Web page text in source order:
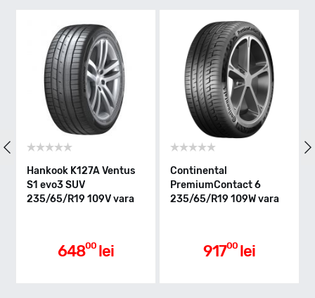
V - max 240km/h
Indice greutate
D
Aderenta pe carosabil ud
Hankook K127A Ventus
S1 evo3 SUV
235/65/R19 109V vara
64800 lei
Continental
PremiumContact 6
235/65/R19 109W vara
91700 lei